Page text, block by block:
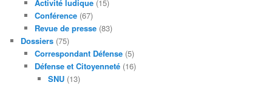
Activité ludique(15)
Conférence(67)
Revue de presse(83)
Dossiers (75)
Correspondant Défense(5)
Défense et Citoyenneté(16)
SNU (13)